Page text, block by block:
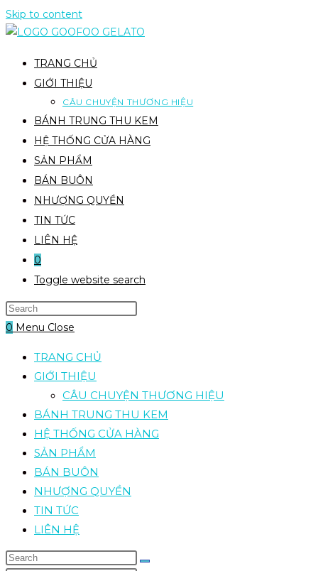
Skip to content
TRANG CHỦ
GIỚI THIỆU
CÂU CHUYỆN THƯƠNG HIỆU
BÁNH TRUNG THU KEM
HỆ THỐNG CỬA HÀNG
SẢN PHẨM
BÁN BUÔN
NHƯỢNG QUYỀN
TIN TỨC
LIÊN HỆ
0
Toggle website search
0 Menu Close
TRANG CHỦ
GIỚI THIỆU
CÂU CHUYỆN THƯƠNG HIỆU
BÁNH TRUNG THU KEM
HỆ THỐNG CỬA HÀNG
SẢN PHẨM
BÁN BUÔN
NHƯỢNG QUYỀN
TIN TỨC
LIÊN HỆ